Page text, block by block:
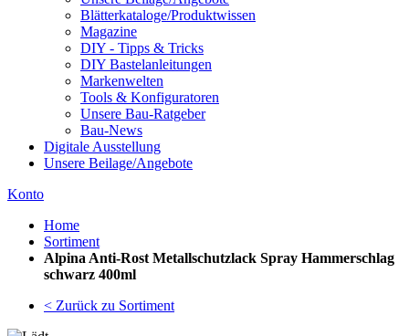
Blätterkataloge/Produktwissen
Magazine
DIY - Tipps & Tricks
DIY Bastelanleitungen
Markenwelten
Tools & Konfiguratoren
Unsere Bau-Ratgeber
Bau-News
Digitale Ausstellung
Unsere Beilage/Angebote
Konto
Home
Sortiment
Alpina Anti-Rost Metallschutzlack Spray Hammerschlag
schwarz 400ml
< Zurück zu Sortiment